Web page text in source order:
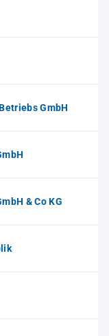
GmbH
& Co KG